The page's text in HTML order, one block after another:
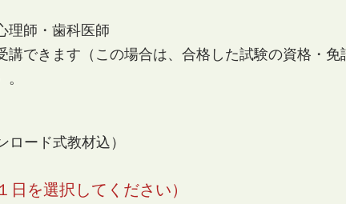
師・ 歯科医師
講できます（この場合は、合格した試験の資格・免
ード式教材込）
を選択してください）